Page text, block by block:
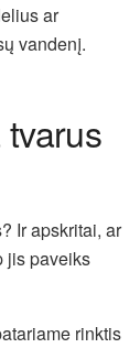
ar
vandenį.
Ir apskritai, ar
jis paveiks
rinktis